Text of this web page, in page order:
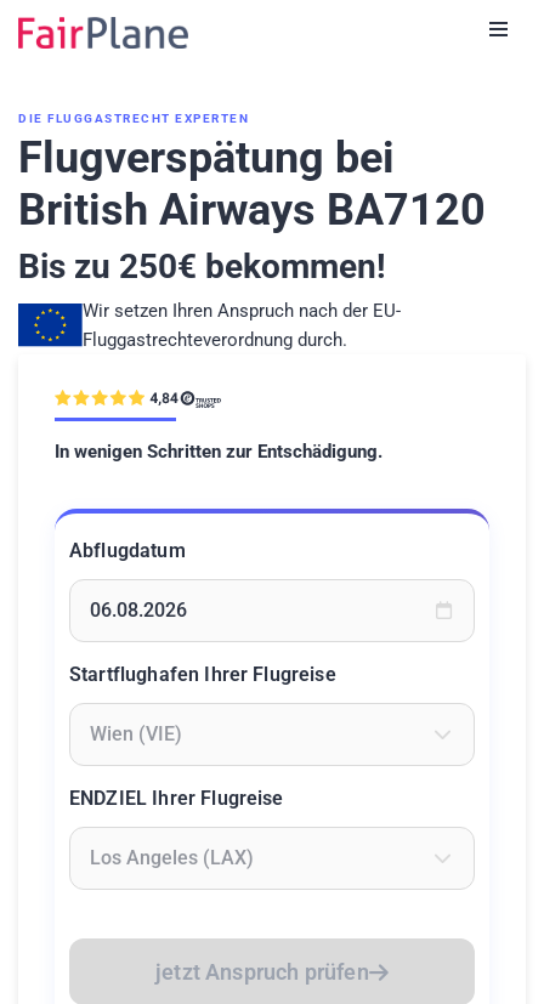
DIE FLUGGASTRECHT EXPERTEN
Flugverspätung bei
British Airways BA7120
Bis zu 250€ bekommen!
Wir setzen Ihren Anspruch nach der EU-
Fluggastrechteverordnung durch.
In wenigen Schritten zur Entschädigung.
Abflugdatum
Startflughafen Ihrer Flugreise
ENDZIEL Ihrer Flugreise
jetzt Anspruch prüfen